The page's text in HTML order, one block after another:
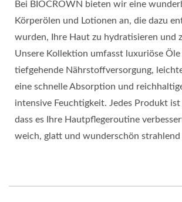
Bei BIOCROWN bieten wir eine
Körperölen und Lotionen an, die dazu
wurden, Ihre Haut zu hydratisieren und
Unsere Kollektion umfasst luxuriöse
tiefgehende Nährstoffversorgung,
eine schnelle Absorption und
intensive Feuchtigkeit. Jedes Produkt
dass es Ihre Hautpflegeroutine
weich, glatt und wunderschön